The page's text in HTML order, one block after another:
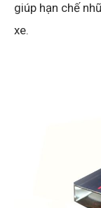
giúp hạn chế
xe.